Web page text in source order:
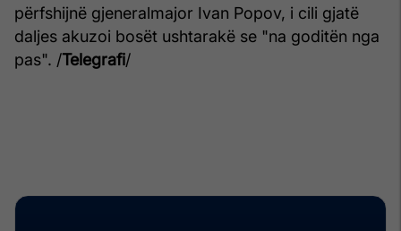
përfshijnë gjeneralmajor Ivan Popov, i cili gjatë
daljes akuzoi bosët ushtarakë se "na goditën nga
pas". /Telegrafi/